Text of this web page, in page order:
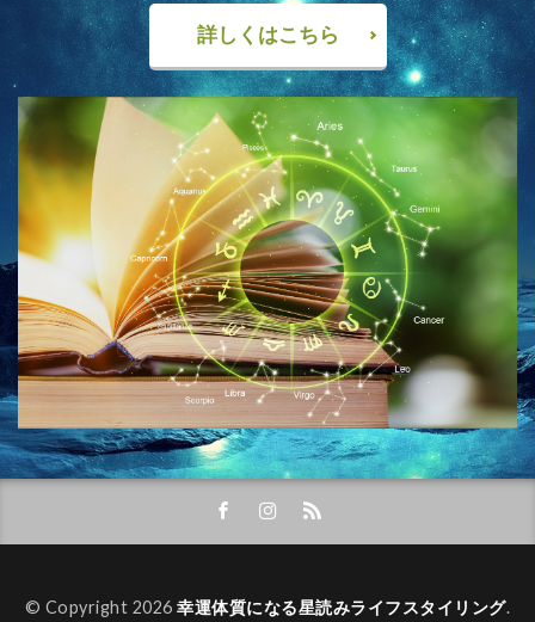
詳しくはこちら
© Copyright 2026幸運体質になる星読みライフスタイリング.